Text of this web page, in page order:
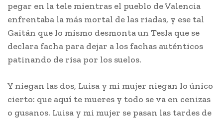
pegar en la tele mientras el pueblo de Valencia
enfrentaba la más mortal de las riadas, y ese tal
Gaitán que lo mismo desmonta un Tesla que se
declara facha para dejar a los fachas auténticos
patinando de risa por los suelos.
Y niegan las dos, Luisa y mi mujer niegan lo único
cierto: que aquí te mueres y todo se va en cenizas
o gusanos. Luisa y mi mujer se pasan las tardes de